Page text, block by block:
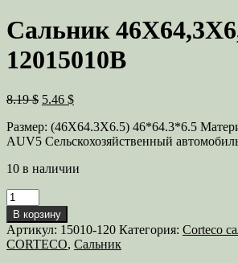
Сальник
12015010B
8.19 $ Первоначальная
составляла
8.19 $.
5.46 $Текущая
5.46 $.
Размер: (46X64.3X6.5) 46*64.3*6.5
AUV5 Сельскохозяйственный
10 в наличии
Количество
товара
Сальник
46X64,3X6,5
Кат.
В корзину
Артикул: 15010-120 Категория: Corteco
CORTECO, Сальник